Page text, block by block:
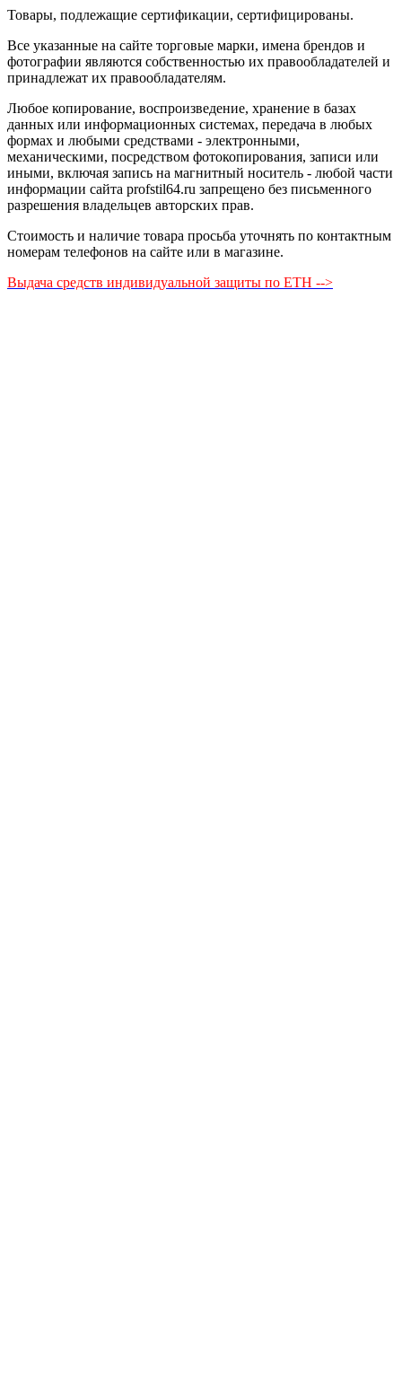
Товары, подлежащие сертификации, сертифицированы.
Все указанные на сайте торговые марки, имена брендов и
фотографии являются собственностью их правообладателей и
принадлежат их правообладателям.
Любое копирование, воспроизведение, хранение в базах
данных или информационных системах, передача в любых
формах и любыми средствами - электронными,
механическими, посредством фотокопирования, записи или
иными, включая запись на магнитный носитель - любой части
информации сайта profstil64.ru запрещено без письменного
разрешения владельцев авторских прав.
Стоимость и наличие товара просьба уточнять по контактным
номерам телефонов на сайте или в магазине.
Выдача средств индивидуальной защиты по ЕТН -->